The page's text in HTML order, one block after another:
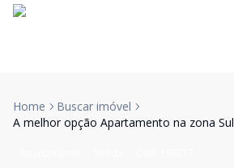
Home
Buscar imóvel
A melhor opção Apartamento na zona Sul